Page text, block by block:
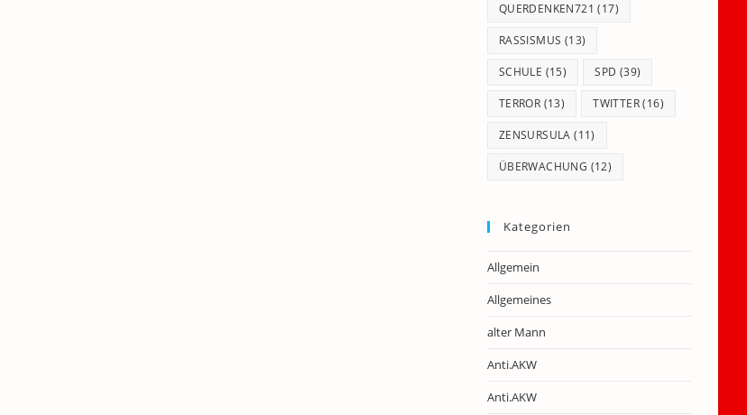
QUERDENKEN721 (17)
RASSISMUS (13)
SCHULE (15) SPD (39)
TERROR (13) TWITTER(16)
ZENSURSULA (11)
ÜBERWACHUNG (12)
Kategorien
Allgemein
Allgemeines
alter Mann
Anti.AKW
Anti.AKW